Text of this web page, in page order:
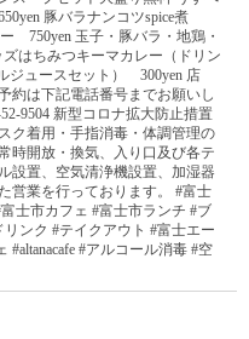
豚バラナンコツspice煮
750yen 玉子・豚バラ・地鶏・
ズはちみつキーマカレー（ドリン
ジュースセット） 300yen 店
約は下記電話番号までお願いし
9504 新型コロナ拡大防止措置
ク着用・手指消毒・体調管理の
時開放・換気、入り口及び各テ
設置、空気清浄機設置、加湿器
営業を行っております。 #富士
士市カフェ #富士市ランチ #ブ
リンク #テイクアウト #富士エー
#altanacafe #アルコール消毒 #空